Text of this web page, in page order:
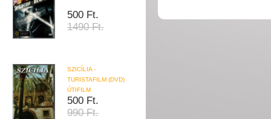
500 Ft.
1490 Ft.
SZICÍLIA -
TURISTAFILM (DVD)
ÚTIFILM
500 Ft.
990 Ft.